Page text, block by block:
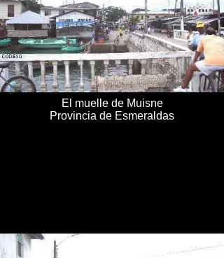
El muelle de Muisne
Provincia de Esmeraldas